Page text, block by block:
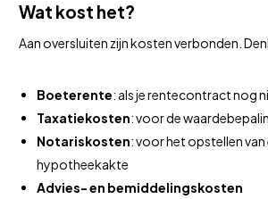
Wat kost het?
Aan oversluiten zijn kosten verbonden.
Boeterente: als je rentecontract nog
Taxatiekosten: voor de
Notariskosten: voor het opstellen van
hypotheekakte
Advies- en bemiddelingskosten